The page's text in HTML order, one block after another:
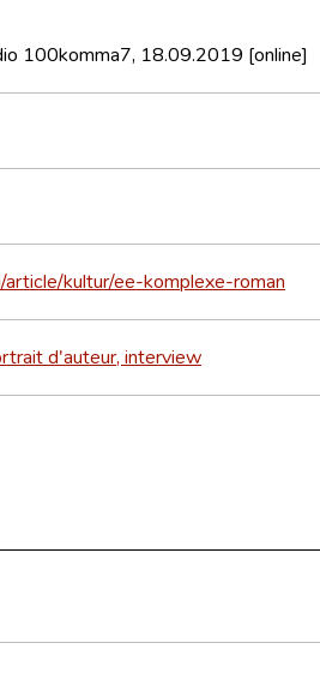
100komma7, 18.09.2019 [online]
kultur/ee-komplexe-roman
d'auteur, interview